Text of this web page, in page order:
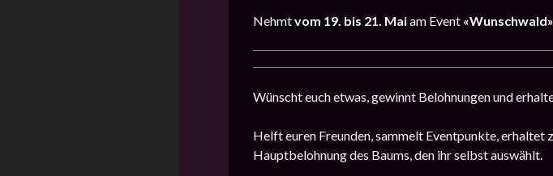
Nehmtvom 19. bis 21. Maiam Event «Wunschwald»
Wünscht euch etwas, gewinnt Belohnungen und
Helft euren Freunden, sammelt Eventpunkte, erhaltet
Hauptbelohnung des Baums, den ihr selbst auswählt.